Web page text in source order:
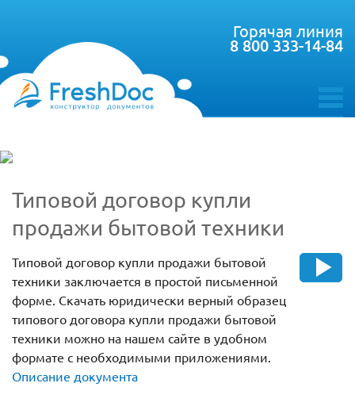
toggle
Горячая линия
8 800 333-14-84
Типовой договор купли
продажи бытовой техники
Типовой договор купли продажи бытовой
техники заключается в простой письменной
форме. Скачать юридически верный образец
типового договора купли продажи бытовой
техники можно на нашем сайте в удобном
формате с необходимыми приложениями.
Описание документа